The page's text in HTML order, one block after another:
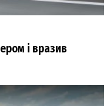
і вразив